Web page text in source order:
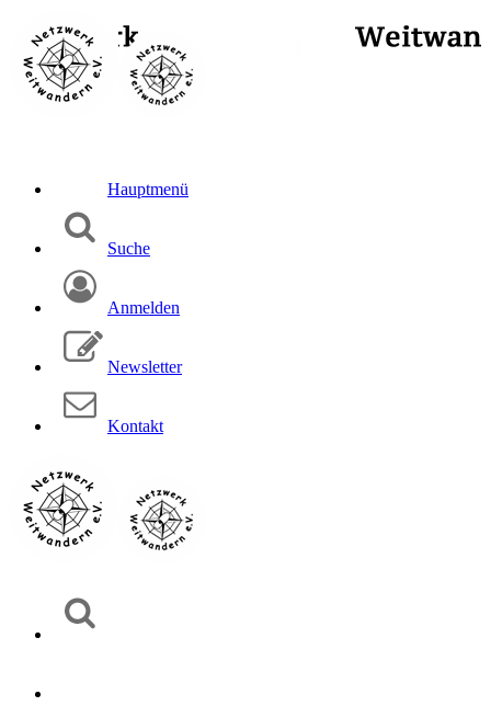
Hauptmenü
Suche
Anmelden
Newsletter
Kontakt